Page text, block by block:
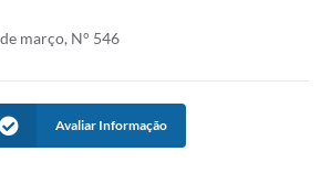
março, N° 546
Avaliar Informação